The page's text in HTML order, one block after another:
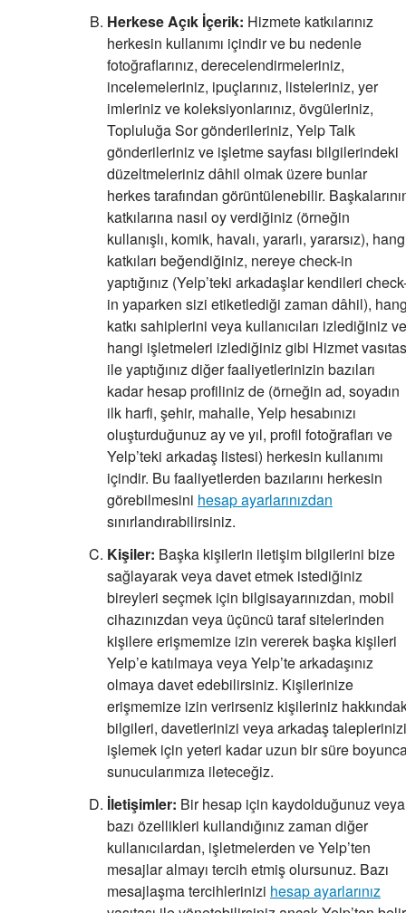
Herkese Açık İçerik: Hizmete katkılarınız
herkesin kullanımı içindir ve bu nedenle
fotoğraflarınız, derecelendirmeleriniz,
incelemeleriniz, ipuçlarınız, listeleriniz, yer
imleriniz ve koleksiyonlarınız, övgüleriniz,
Topluluğa Sor gönderileriniz, Yelp Talk
gönderileriniz ve işletme sayfası bilgilerindeki
düzeltmeleriniz dâhil olmak üzere bunlar
herkes tarafından görüntülenebilir.
katkılarına nasıl oy verdiğiniz (örneğin
kullanışlı, komik, havalı, yararlı, yararsız),
katkıları beğendiğiniz, nereye check-in
yaptığınız (Yelp’teki arkadaşlar kendileri
in yaparken sizi etiketlediği zaman dâhil),
katkı sahiplerini veya kullanıcıları izlediğiniz ve
hangi işletmeleri izlediğiniz gibi Hizmet
ile yaptığınız diğer faaliyetlerinizin bazıları
kadar hesap profiliniz de (örneğin ad, soyadın
ilk harfi, şehir, mahalle, Yelp hesabınızı
oluşturduğunuz ay ve yıl, profil fotoğrafları ve
Yelp’teki arkadaş listesi) herkesin kullanımı
içindir. Bu faaliyetlerden bazılarını herkesin
görebilmesini hesap ayarlarınızdan
sınırlandırabilirsiniz.
Kişiler: Başka kişilerin iletişim bilgilerini bize
sağlayarak veya davet etmek istediğiniz
bireyleri seçmek için bilgisayarınızdan, mobil
cihazınızdan veya üçüncü taraf sitelerinden
kişilere erişmemize izin vererek başka kişileri
Yelp’e katılmaya veya Yelp’te arkadaşınız
olmaya davet edebilirsiniz. Kişilerinize
erişmemize izin verirseniz kişileriniz
bilgileri, davetlerinizi veya arkadaş taleplerinizi
işlemek için yeteri kadar uzun bir süre
sunucularımıza ileteceğiz.
İletişimler: Bir hesap için kaydolduğunuz veya
bazı özellikleri kullandığınız zaman diğer
kullanıcılardan, işletmelerden ve Yelp’ten
mesajlar almayı tercih etmiş olursunuz. Bazı
mesajlaşma tercihlerinizi hesap ayarlarınız